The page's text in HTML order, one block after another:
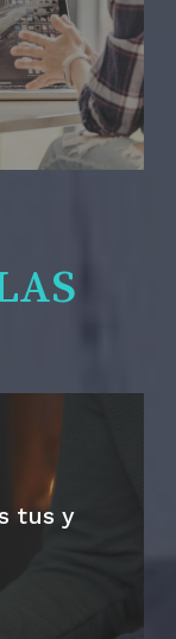
tus y